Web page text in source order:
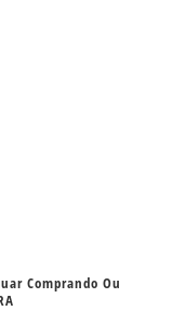
Comprando Ou